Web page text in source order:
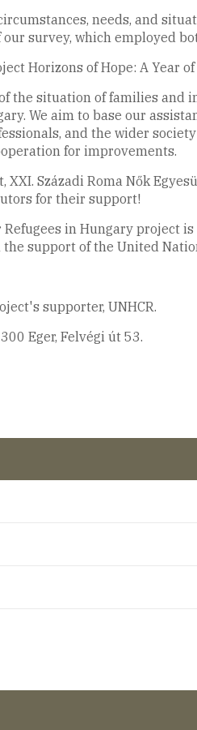
needs, and
survey, which employed
Horizons of Hope: A Year
the situation of families and
We aim to base our
and the wider
for improvements.
Századi Roma Nők
for their support!
in Hungary project
support of the United
supporter, UNHCR.
Eger, Felvégi út 53.